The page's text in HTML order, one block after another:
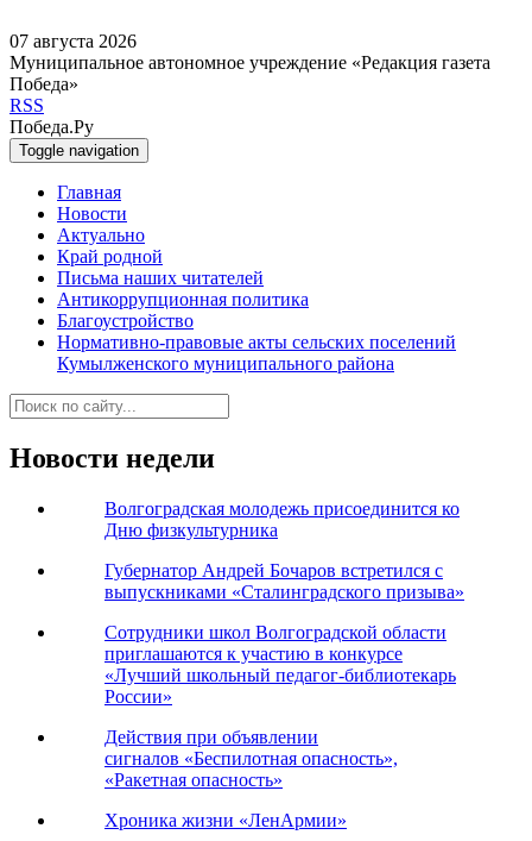
07 августа 2026
Муниципальное автономное учреждение «Редакция газета
Победа»
RSS
Победа.Ру
Toggle navigation
Главная
Новости
Актуально
Край родной
Письма наших читателей
Антикоррупционная политика
Благоустройство
Нормативно-правовые акты сельских поселений
Кумылженского муниципального района
Новости недели
Волгоградская молодежь присоединится ко
Дню физкультурника
Губернатор Андрей Бочаров встретился с
выпускниками «Сталинградского призыва»
Сотрудники школ Волгоградской области
приглашаются к участию в конкурсе
«Лучший школьный педагог-библиотекарь
России»
Действия при объявлении
сигналов «Беспилотная опасность»,
«Ракетная опасность»
Хроника жизни «ЛенАрмии»